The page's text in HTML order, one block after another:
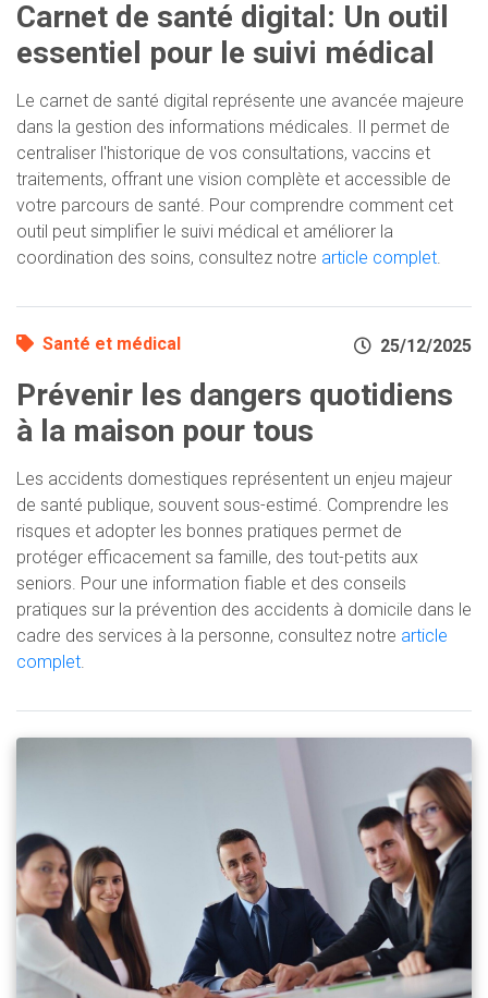
Carnet de santé digital: Un outil
essentiel pour le suivi médical
Le carnet de santé digital représente une avancée majeure
dans la gestion des informations médicales. Il permet de
centraliser l'historique de vos consultations, vaccins et
traitements, offrant une vision complète et accessible de
votre parcours de santé. Pour comprendre comment cet
outil peut simplifier le suivi médical et améliorer la
coordination des soins, consultez notre article complet.
Santé et médical 25/12/2025
Prévenir les dangers quotidiens
à la maison pour tous
Les accidents domestiques représentent un enjeu majeur
de santé publique, souvent sous-estimé. Comprendre les
risques et adopter les bonnes pratiques permet de
protéger efficacement sa famille, des tout-petits aux
seniors. Pour une information fiable et des conseils
pratiques sur la prévention des accidents à domicile dans le
cadre des services à la personne, consultez notre article
complet.